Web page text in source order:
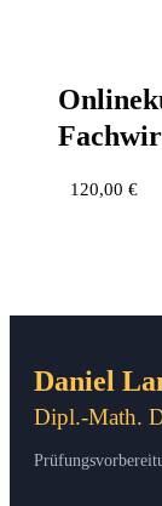
120,00 €
Daniel
Dipl.-Math.